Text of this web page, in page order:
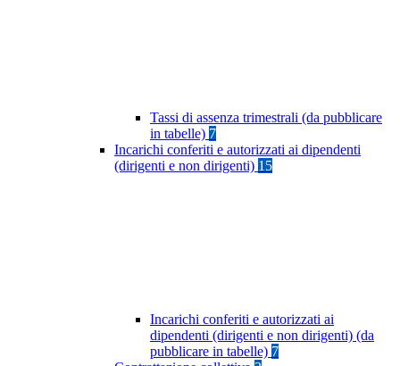
Tassi di assenza trimestrali (da pubblicare
in tabelle) 7
Incarichi conferiti e autorizzati ai dipendenti
(dirigenti e non dirigenti) 15
Incarichi conferiti e autorizzati ai
dipendenti (dirigenti e non dirigenti) (da
pubblicare in tabelle) 7